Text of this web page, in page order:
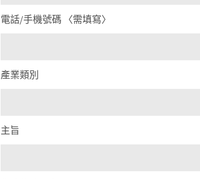
電話/手機號碼 〈需填寫〉
產業類別
主旨